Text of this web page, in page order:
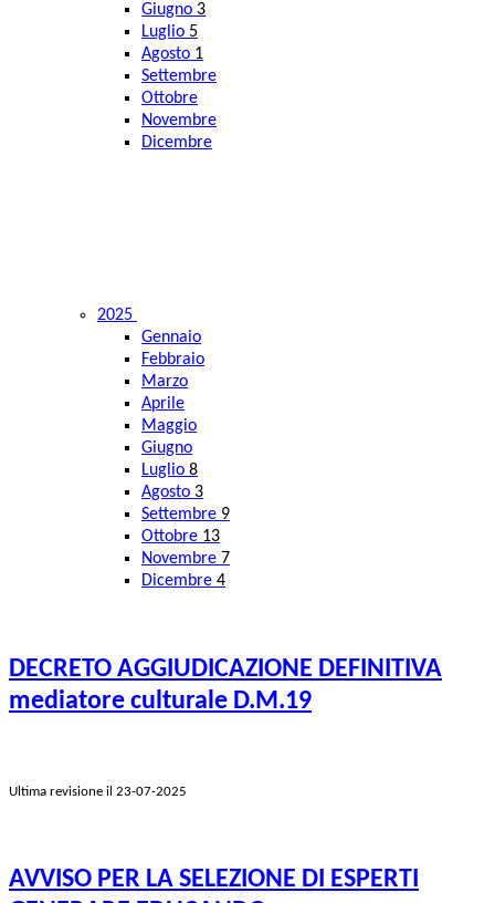
Giugno 3
Luglio 5
Agosto 1
Settembre
Ottobre
Novembre
Dicembre
2025
Gennaio
Febbraio
Marzo
Aprile
Maggio
Giugno
Luglio 8
Agosto 3
Settembre 9
Ottobre 13
Novembre 7
Dicembre 4
DECRETO AGGIUDICAZIONE DEFINITIVA
mediatore culturale D.M.19
Ultima revisione il 23-07-2025
AVVISO PER LA SELEZIONE DI ESPERTI